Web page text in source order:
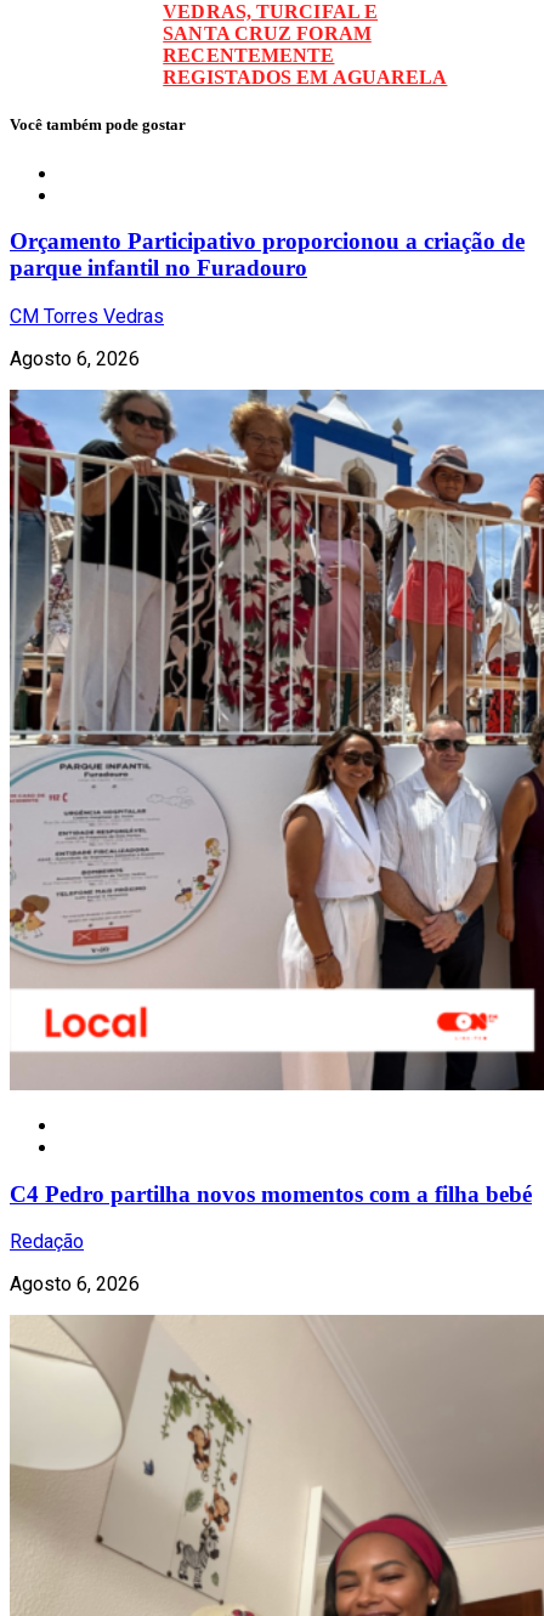
VEDRAS, TURCIFAL E
SANTA CRUZ FORAM
RECENTEMENTE
REGISTADOS EM AGUARELA
Você também pode gostar
Orçamento Participativo proporcionou a criação de
parque infantil no Furadouro
CM Torres Vedras
Agosto 6, 2026
C4 Pedro partilha novos momentos com a filha bebé
Redação
Agosto 6, 2026